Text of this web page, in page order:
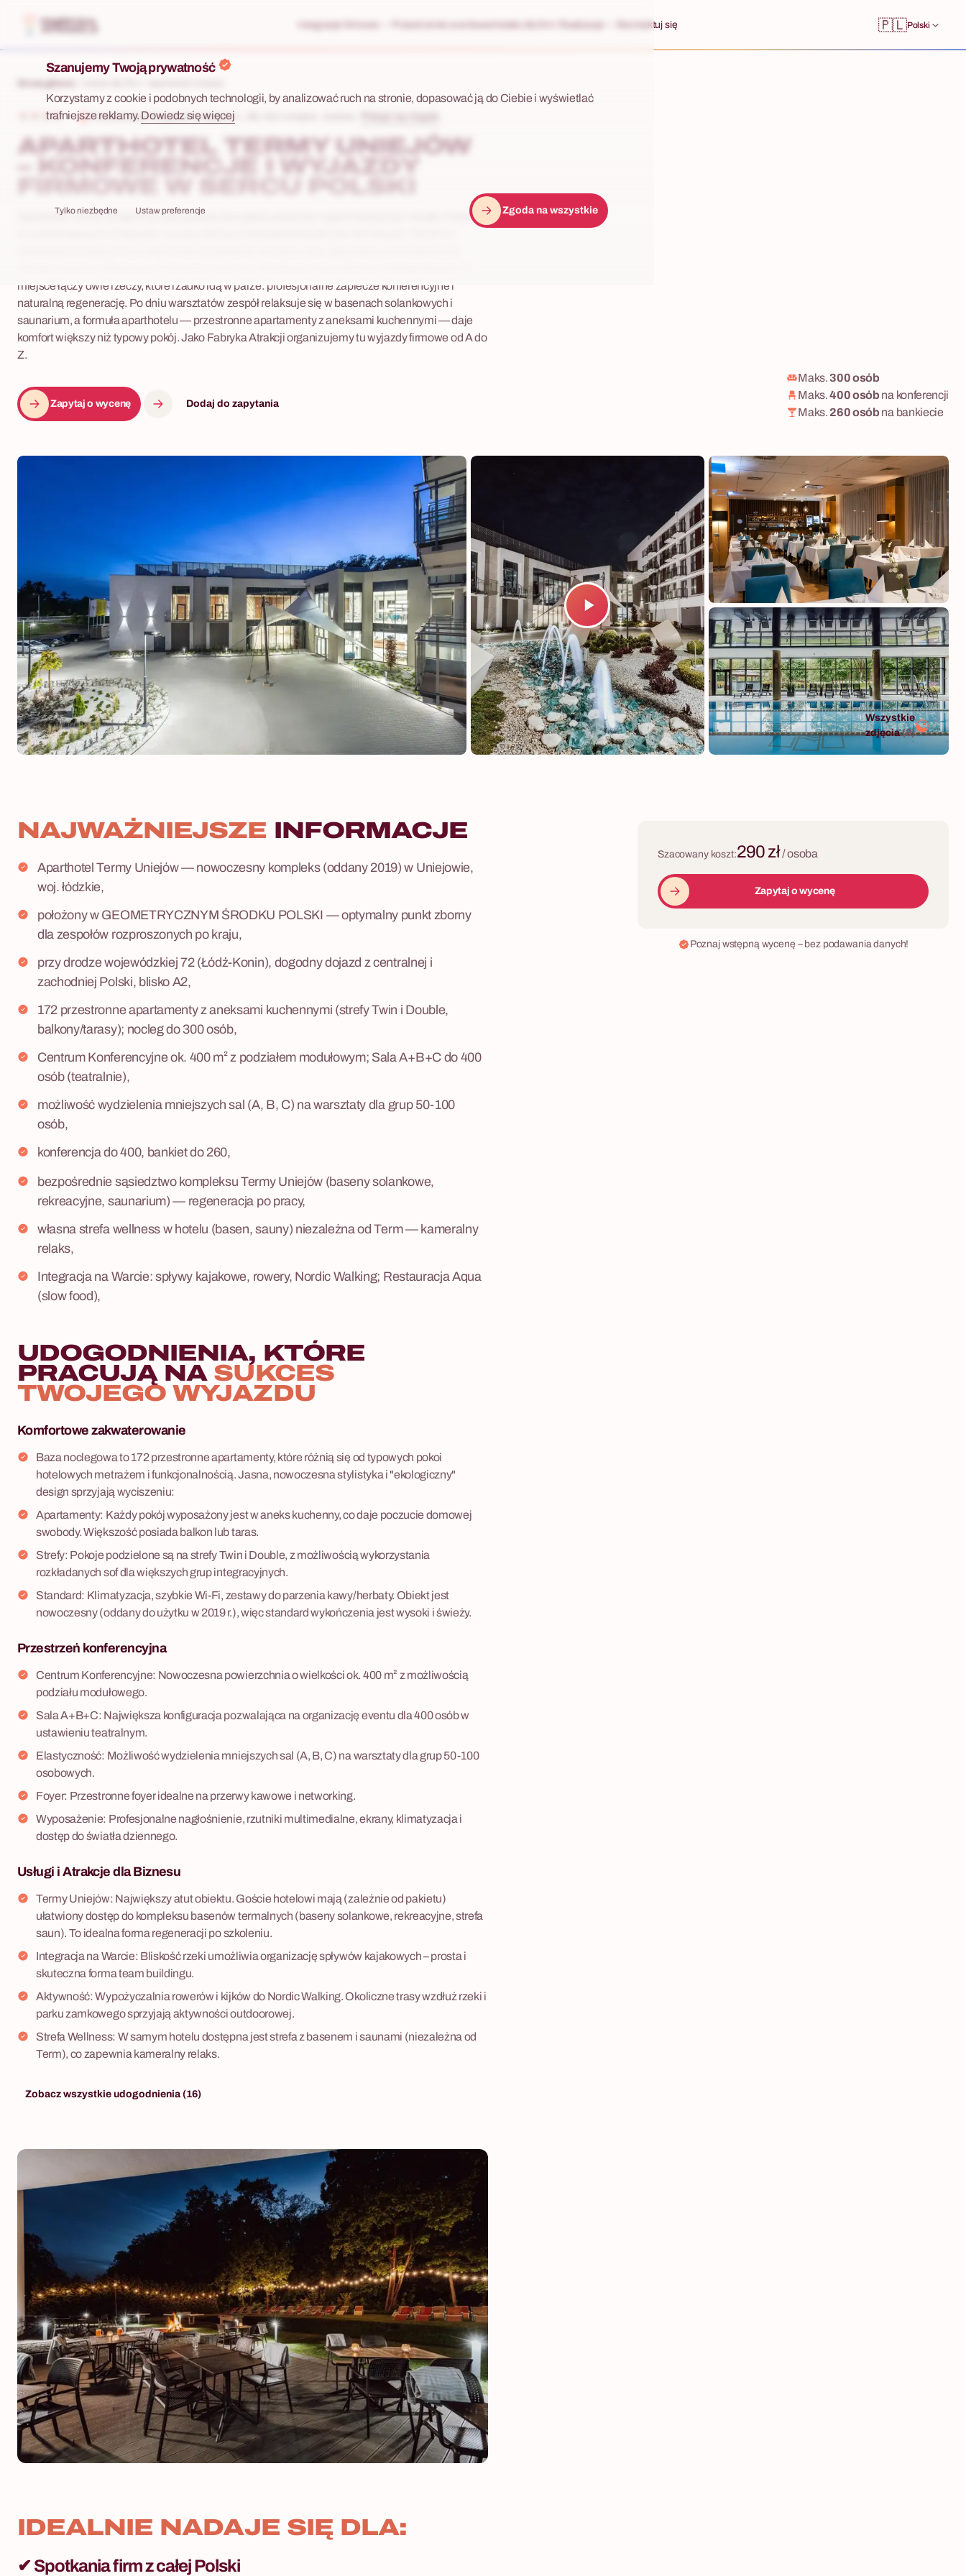
Integracje firmowe Skontaktuj się 🇵🇱Polski
Szanujemy Twoją prywatność
Korzystamy z cookie i podobnych technologii, by analizować ruch na stronie, dopasować ją do Ciebie i wyświetlać
trafniejsze reklamy. Dowiedz się więcej
Tylko niezbędne Ustaw preferencje Zgoda na wszystkie
Towarzystwa Przyjaciół Uniejowa 1 , 99-210 Uniejów , lodzkie
APARTHOTEL TERMY UNIEJÓW
– KONFERENCJE I WYJAZDY
FIRMOWE W SERCU POLSKI
Aparthotel Termy Uniejów to nowoczesny kompleks położony w geometrycznym środku Polski —
miejsce łączy dwie rzeczy, które rzadko idą w parze: profesjonalne zaplecze konferencyjne i
naturalną regenerację. Po dniu warsztatów zespół relaksuje się w basenach solankowych i
saunarium, a formuła aparthotelu — przestronne apartamenty z aneksami kuchennymi — daje
komfort większy niż typowy pokój. Jako Fabryka Atrakcji organizujemy tu wyjazdy firmowe od A do
Z.
Zapytaj o wycenę Dodaj do zapytania
Maks.300 osób
Maks.400 osób na konferencji
Maks. 260 osób na bankiecie
Wszystkie
zdjęcia(8)
NAJWAŻNIEJSZE INFORMACJE
Aparthotel Termy Uniejów — nowoczesny kompleks (oddany 2019) w Uniejowie,
woj. łódzkie,
położony w GEOMETRYCZNYM ŚRODKU POLSKI — optymalny punkt zborny
dla zespołów rozproszonych po kraju,
przy drodze wojewódzkiej 72 (Łódź-Konin), dogodny dojazd z centralnej i
zachodniej Polski, blisko A2,
172 przestronne apartamenty z aneksami kuchennymi (strefy Twin i Double,
balkony/tarasy); nocleg do 300 osób,
Centrum Konferencyjne ok. 400 m² z podziałem modułowym; Sala A+B+C do 400
osób (teatralnie),
możliwość wydzielenia mniejszych sal (A, B, C) na warsztaty dla grup 50-100
osób,
konferencja do 400, bankiet do 260,
bezpośrednie sąsiedztwo kompleksu Termy Uniejów (baseny solankowe,
rekreacyjne, saunarium) — regeneracja po pracy,
własna strefa wellness w hotelu (basen, sauny) niezależna od Term — kameralny
relaks,
Integracja na Warcie: spływy kajakowe, rowery, Nordic Walking; Restauracja Aqua
(slow food),
UDOGODNIENIA, KTÓRE
PRACUJĄ NA SUKCES
TWOJEGO WYJAZDU
Komfortowe zakwaterowanie
Baza noclegowa to 172 przestronne apartamenty, które różnią się od typowych pokoi
hotelowych metrażem i funkcjonalnością. Jasna, nowoczesna stylistyka i "ekologiczny"
design sprzyjają wyciszeniu:
Apartamenty: Każdy pokój wyposażony jest w aneks kuchenny, co daje poczucie domowej
swobody. Większość posiada balkon lub taras.
Strefy: Pokoje podzielone są na strefy Twin i Double, z możliwością wykorzystania
rozkładanych sof dla większych grup integracyjnych.
Standard: Klimatyzacja, szybkie Wi-Fi, zestawy do parzenia kawy/herbaty. Obiekt jest
nowoczesny (oddany do użytku w 2019 r.), więc standard wykończenia jest wysoki i świeży.
Przestrzeń konferencyjna
Centrum Konferencyjne: Nowoczesna powierzchnia o wielkości ok. 400 m² z możliwością
podziału modułowego.
Sala A+B+C: Największa konfiguracja pozwalająca na organizację eventu dla 400 osób w
ustawieniu teatralnym.
Elastyczność: Możliwość wydzielenia mniejszych sal (A, B, C) na warsztaty dla grup 50-100
osobowych.
Foyer: Przestronne foyer idealne na przerwy kawowe i networking.
Wyposażenie: Profesjonalne nagłośnienie, rzutniki multimedialne, ekrany, klimatyzacja i
dostęp do światła dziennego.
Usługi i Atrakcje dla Biznesu
Termy Uniejów: Największy atut obiektu. Goście hotelowi mają (zależnie od pakietu)
ułatwiony dostęp do kompleksu basenów termalnych (baseny solankowe, rekreacyjne, strefa
saun). To idealna forma regeneracji po szkoleniu.
Integracja na Warcie: Bliskość rzeki umożliwia organizację spływów kajakowych – prosta i
skuteczna forma team buildingu.
Aktywność: Wypożyczalnia rowerów i kijków do Nordic Walking. Okoliczne trasy wzdłuż rzeki i
parku zamkowego sprzyjają aktywności outdoorowej.
Strefa Wellness: W samym hotelu dostępna jest strefa z basenem i saunami (niezależna od
Term), co zapewnia kameralny relaks.
Zobacz wszystkie udogodnienia (16)
IDEALNIE NADAJE SIĘ DLA:
✔Spotkania firm z całej Polski
Szacowany koszt:290 zł/ osoba
Zapytaj o wycenę
Poznaj wstępną wycenę – bez podawania danych!